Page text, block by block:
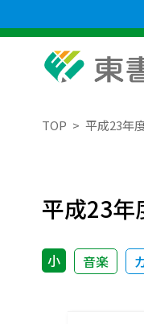
TOP 平成23年
平成23年
小 音楽